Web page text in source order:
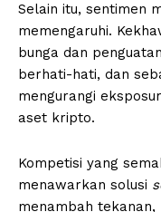
Selain itu, sentimen
memengaruhi.
bunga dan
berhati-hati, dan
mengurangi
aset kripto.
Kompetisi yang
menawarkan solusi
menambah